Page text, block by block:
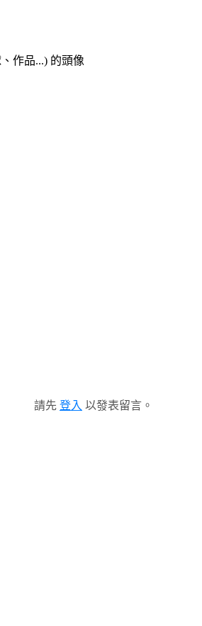
請先 登入 以發表留言。